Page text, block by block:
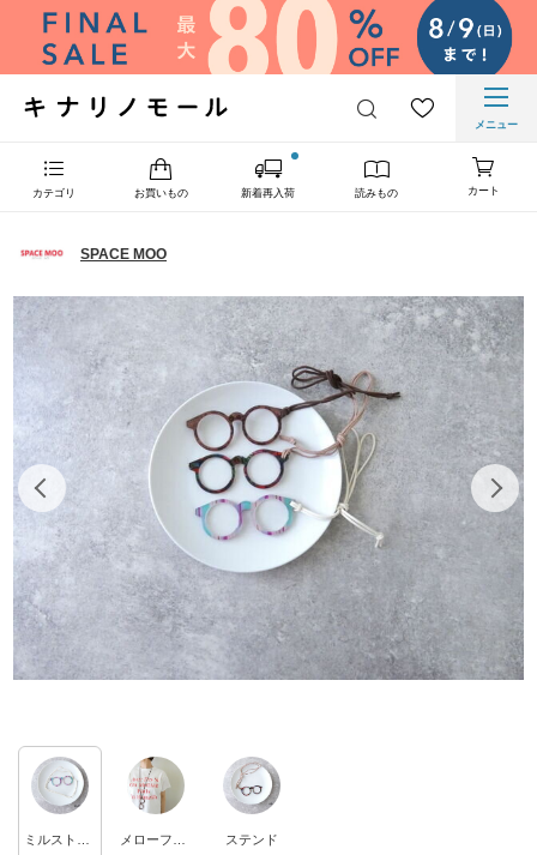
メニュー
カテゴリ お買いもの 新着再入荷 読みもの カート
SPACE MOO
ステンド